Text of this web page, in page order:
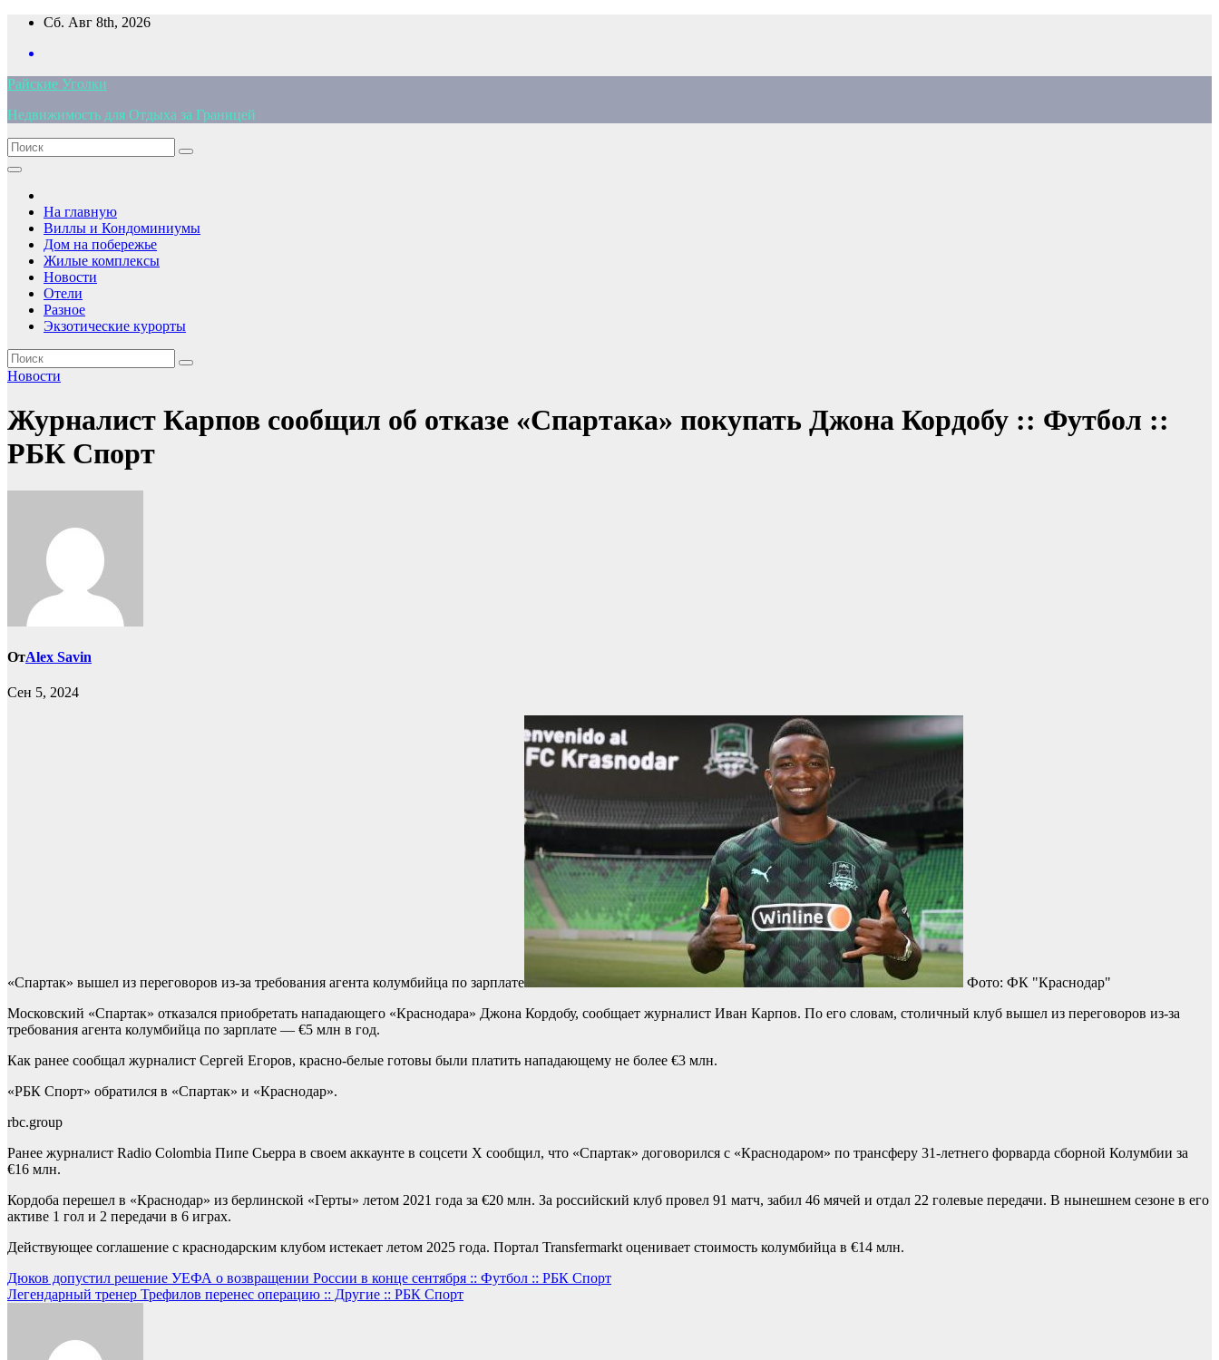
Перейти
содержимому
Сб. Авг 8th, 2026
Райские Уголки
Недвижимость для Отдыха за Границей
На главную
Виллы и Кондоминиумы
Дом на побережье
Жилые комплексы
Новости
Отели
Разное
Экзотические курорты
Новости
Журналист Карпов сообщил об отказе «Спартака» покупать Джона Кордобу :: Футбол ::
РБК Спорт
ОтAlex Savin
Сен 5, 2024
«Спартак» вышел из переговоров из-за требования агента колумбийца по зарплате
Фото: ФК "Краснодар"
Московский «Спартак» отказался приобретать нападающего «Краснодара» Джона Кордобу, сообщает журналист Иван Карпов. По его словам, столичный клуб вышел из переговоров из-за
требования агента колумбийца по зарплате — €5 млн в год.
Как ранее сообщал журналист Сергей Егоров, красно-белые готовы были платить нападающему не более €3 млн.
«РБК Спорт» обратился в «Спартак» и «Краснодар».
rbc.group
Ранее журналист Radio Colombia Пипе Сьерра в своем аккаунте в соцсети X сообщил, что «Спартак» договорился с «Краснодаром» по трансферу 31-летнего форварда сборной Колумбии за
€16 млн.
Кордоба перешел в «Краснодар» из берлинской «Герты» летом 2021 года за €20 млн. За российский клуб провел 91 матч, забил 46 мячей и отдал 22 голевые передачи. В нынешнем сезоне в его
активе 1 гол и 2 передачи в 6 играх.
Действующее соглашение с краснодарским клубом истекает летом 2025 года. Портал Transfermarkt оценивает стоимость колумбийца в €14 млн.
Навигация
по
Дюков допустил решение УЕФА о возвращении России в конце сентября :: Футбол :: РБК Спорт
Легендарный тренер Трефилов перенес операцию :: Другие :: РБК Спорт